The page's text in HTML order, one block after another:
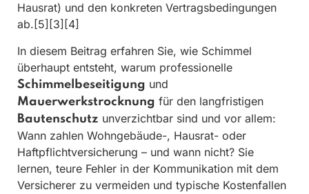
Hausrat) und den konkreten Vertragsbedingungen
ab.[5][3][4]
In diesem Beitrag erfahren Sie, wie Schimmel
überhaupt entsteht, warum professionelle
Schimmelbeseitigung und
Mauerwerkstrocknung für den langfristigen
Bautenschutz unverzichtbar sind und vor allem:
Wann zahlen Wohngebäude-, Hausrat- oder
Haftpflichtversicherung – und wann nicht? Sie
lernen, teure Fehler in der Kommunikation mit dem
Versicherer zu vermeiden und typische Kostenfallen